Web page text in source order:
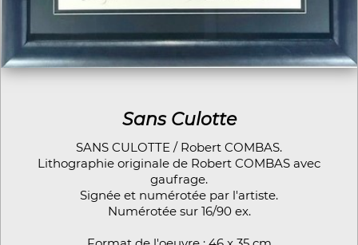
Sans Culotte
SANS CULOTTE / Robert COMBAS.
Lithographie originale de Robert COMBAS avec
gaufrage.
Signée et numérotée par l'artiste.
Numérotée sur 16/90 ex.